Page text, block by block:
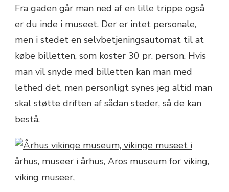
Fra gaden går man ned af en lille trippe også
er du inde i museet. Der er intet personale,
men i stedet en selvbetjeningsautomat til at
købe billetten, som koster 30 pr. person. Hvis
man vil snyde med billetten kan man med
lethed det, men personligt synes jeg altid man
skal støtte driften af sådan steder, så de kan
bestå.